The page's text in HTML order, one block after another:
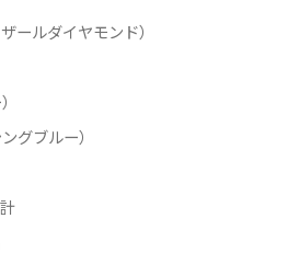
ールダイヤモンド）
グブルー）